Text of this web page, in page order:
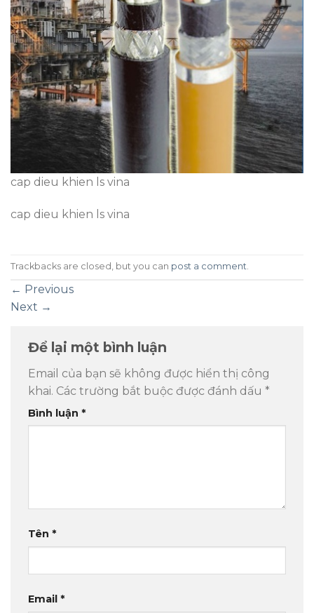
cap dieu khien ls vina
cap dieu khien ls vina
Trackbacks are closed, but you can post a comment.
← Previous
Next →
Để lại một bình luận
Email của bạn sẽ không được hiển thị công
khai. Các trường bắt buộc được đánh dấu *
Bình luận *
Tên *
Email *